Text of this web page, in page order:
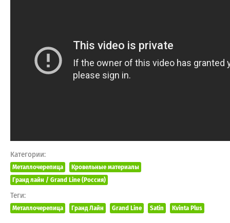
Категории:
Металлочерепица
Кровельные материалы
Гранд лайн / Grand Line (Россия)
Теги:
Металлочерепица Гранд Лайн Grand Line Satin Kvinta Plus